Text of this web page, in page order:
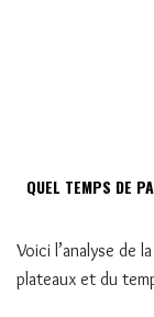
QUEL TEMPS DE
Voici l’analyse de
plateaux et du